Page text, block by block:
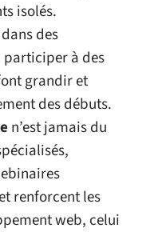
isolés.
des
participer à des
grandir et
des débuts.
n’est jamais du
renforcent les
web, celui